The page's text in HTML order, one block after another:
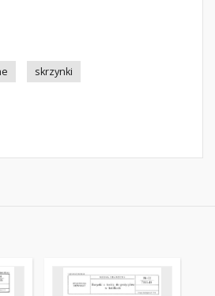
skrzynki